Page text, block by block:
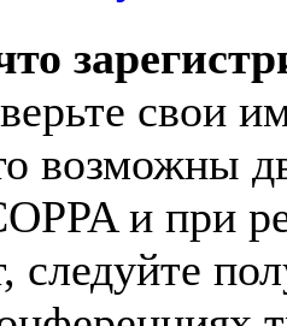
свои
возможны
и при
следуйте